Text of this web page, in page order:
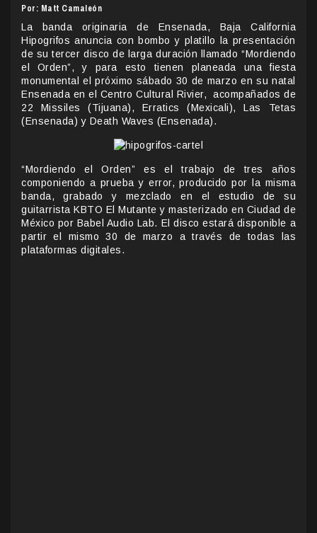
Por: Matt Camaleón
La banda originaria de Ensenada, Baja California
Hipogrifos anuncia con bombo y platillo la presentación
de su tercer disco de larga duración llamado “Mordiendo
el Orden”, y para esto tienen planeada una fiesta
monumental el próximo sábado 30 de marzo en su natal
Ensenada en el Centro Cultural Rivier, acompañados de
22 Missiles (Tijuana), Erratics (Mexicali), Las Tetas
(Ensenada) y Death Waves (Ensenada).
“Mordiendo el Orden” es el trabajo de tres años
componiendo a prueba y error, producido por la misma
banda, grabado y mezclado en el estudio de su
guitarrista KBTO El Mutante y masterizado en Ciudad de
México por Babel Audio Lab. El disco estará disponible a
partir el mismo 30 de marzo a través de todas las
plataformas digitales.